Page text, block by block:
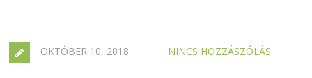
OKTÓBER 10, 2018 NINCS HOZZÁSZÓLÁS